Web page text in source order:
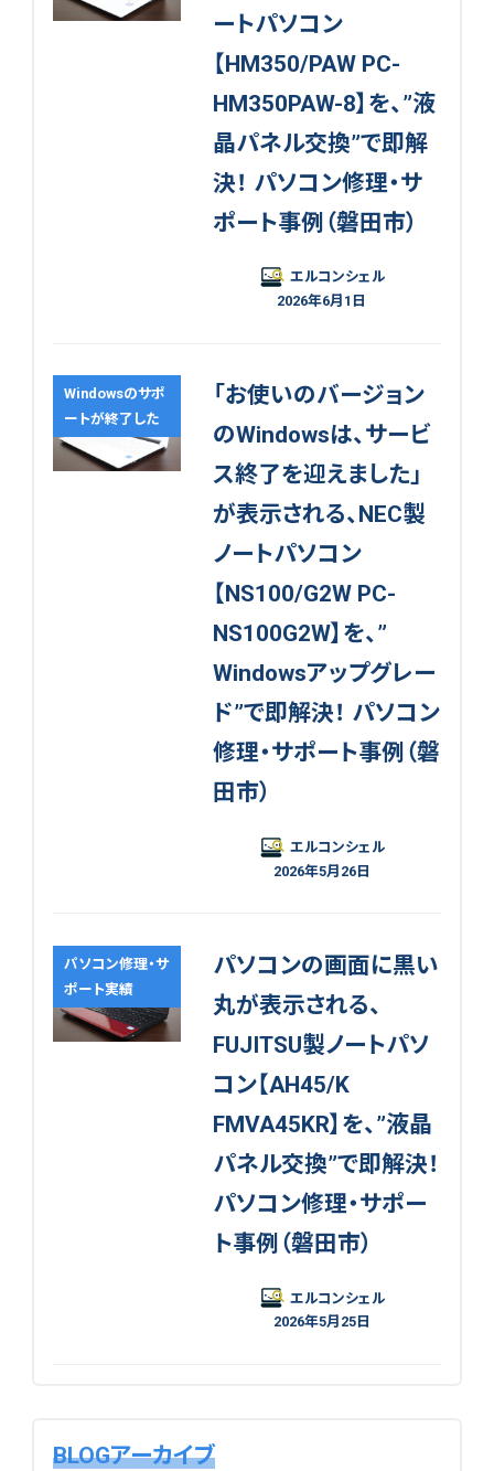
ートパソコン
【HM350/PAW PC-
HM350PAW-8】を、”液
晶パネル交換”で即解
決！ パソコン修理・サ
ポート事例（磐田市）
エルコンシェル
2026年6月1日
Windowsのサポ
ートが終了した
「お使いのバージョン
のWindowsは、サービ
ス終了を迎えました」
が表示される、NEC製
ノートパソコン
【NS100/G2W PC-
NS100G2W】を、”
Windowsアップグレー
ド”で即解決！ パソコン
修理・サポート事例（磐
田市）
エルコンシェル
2026年5月26日
パソコン修理・サ
ポート実績
パソコンの画面に黒い
丸が表示される、
FUJITSU製ノートパソ
コン【AH45/K
FMVA45KR】を、”液晶
パネル交換”で即解決！
パソコン修理・サポー
ト事例（磐田市）
エルコンシェル
2026年5月25日
BLOGアーカイブ